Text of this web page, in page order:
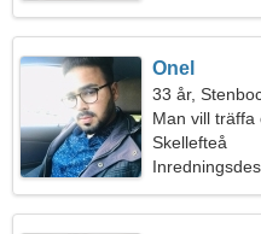
Onel
33 år,
Man vill träffa
Skellefteå